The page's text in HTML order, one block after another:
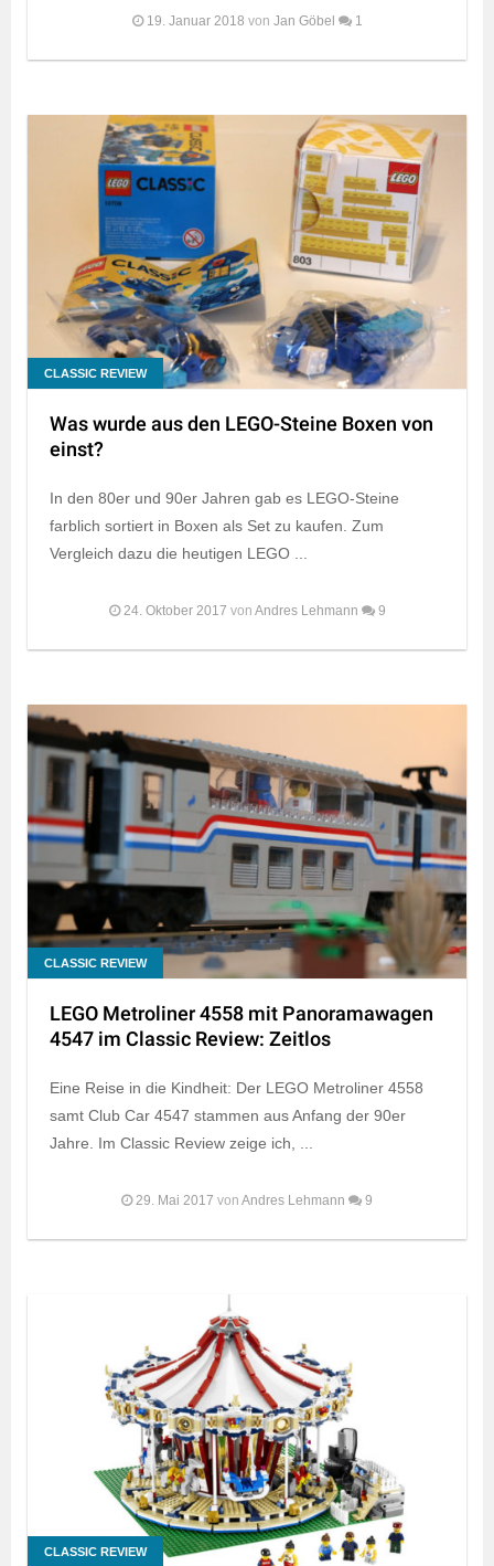
19. Januar 2018 von Jan Göbel 1
CLASSIC REVIEW
Was wurde aus den LEGO-Steine Boxen von
einst?
In den 80er und 90er Jahren gab es LEGO-Steine
farblich sortiert in Boxen als Set zu kaufen. Zum
Vergleich dazu die heutigen LEGO ...
24. Oktober 2017 von Andres Lehmann 9
CLASSIC REVIEW
LEGO Metroliner 4558 mit Panoramawagen
4547 im Classic Review: Zeitlos
Eine Reise in die Kindheit: Der LEGO Metroliner 4558
samt Club Car 4547 stammen aus Anfang der 90er
Jahre. Im Classic Review zeige ich, ...
29. Mai 2017 von Andres Lehmann 9
CLASSIC REVIEW